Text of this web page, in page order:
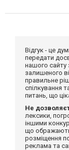
Відгук - це
передати
нашого сайту
залишеного
правильне
спілкування
питань, що
Не
лексики,
іншими
що ображають
розміщення
реклама та